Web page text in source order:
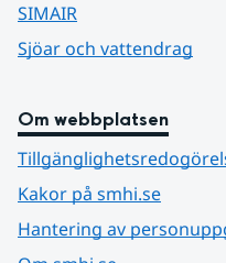
SIMAIR
Sjöar och vattendrag
Om webbplatsen
Kakor på smhi.se
Hantering av